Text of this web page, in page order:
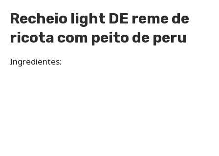
Recheio light DE reme de
ricota com peito de peru
Ingredientes: